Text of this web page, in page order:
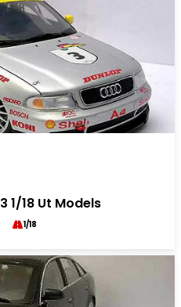
1/18 Ut Models
1/18